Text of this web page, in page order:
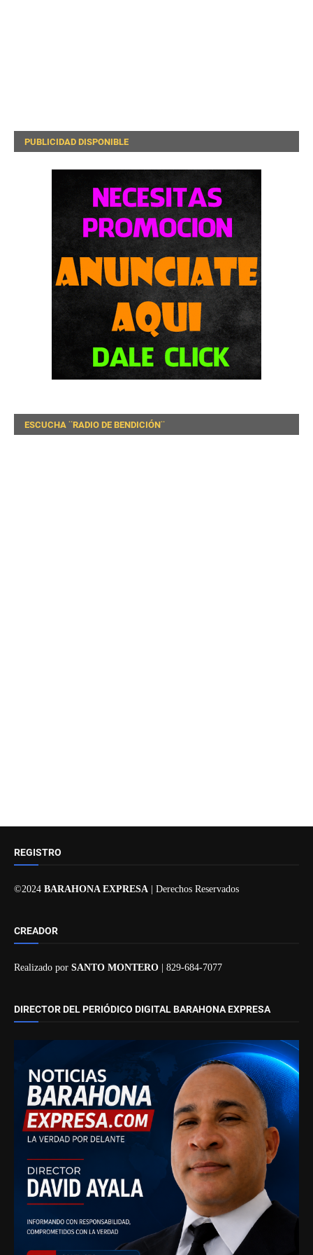
PUBLICIDAD DISPONIBLE
ESCUCHA ¨RADIO DE BENDICIÓN¨
REGISTRO
©2024 BARAHONA EXPRESA | Derechos Reservados
CREADOR
Realizado por SANTO MONTERO | 829-684-7077
DIRECTOR DEL PERIÓDICO DIGITAL BARAHONA EXPRESA